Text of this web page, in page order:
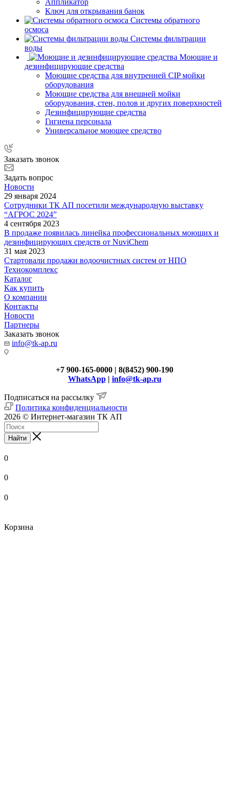
Ключ для открывания банок
Системы обратного
осмоса
Системы фильтрации
воды
Моющие и
дезинфицирующие средства
Моющие средства для внутренней CIP мойки
оборудования
Моющие средства для внешней мойки
оборудования, стен, полов и других поверхностей
Дезинфицирующие средства
Гигиена персонала
Универсальное моющее средство
Заказать звонок
Задать вопрос
Новости
29 января 2024
Сотрудники ТК АП посетили международную выставку
“АГРОС 2024”
4 сентября 2023
В продаже появилась линейка профессиональных моющих и
дезинфицирующих средств от NuviChem
31 мая 2023
Стартовали продажи водоочистных систем от НПО
Технокомплекс
Каталог
Как купить
О компании
Контакты
Новости
Партнеры
Заказать звонок
info@tk-ap.ru
+7 900-165-0000 | 8(8452) 900-190
WhatsApp| info@tk-ap.ru
Подписаться на рассылку
Политика конфиденциальности
2026 © Интернет-магазин ТК АП
Найти
0
0
0
Корзина